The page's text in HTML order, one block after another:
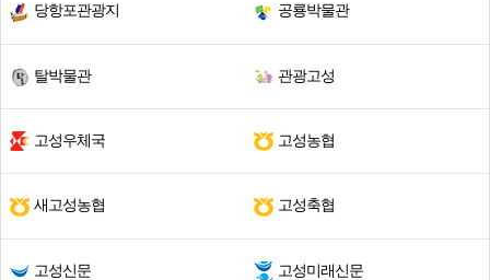
당항포관광지 공룡박물관
탈박물관 관광고성
고성우체국 고성농협
새고성농협 고성축협
고성신문 고성미래신문